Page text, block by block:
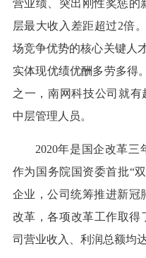
营业绩、突出刚性奖惩的
层最大收入差距超过2倍
场竞争优势的核心关键人
实体现优绩优酬多劳多得
之一，南网科技公司就有
中层管理人员。
2020年是国企改革三
作为国务院国资委首批“
企业，公司统筹推进新冠
改革，各项改革工作取得
司营业收入、利润总额均